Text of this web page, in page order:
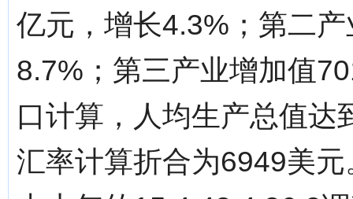
亿元，增长4.3%；第二
8.7%；第三产业增加值
口计算，人均生产总值
汇率计算折合为6949美